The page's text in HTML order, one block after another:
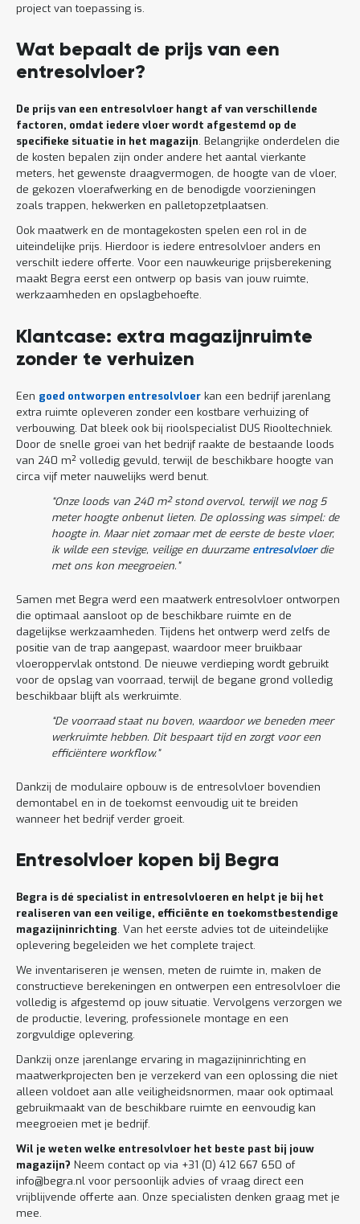
project van toepassing is.
Wat bepaalt de prijs van een
entresolvloer?
De prijs van een entresolvloer hangt af van verschillende
factoren, omdat iedere vloer wordt afgestemd op de
specifieke situatie in het magazijn. Belangrijke onderdelen die
de kosten bepalen zijn onder andere het aantal vierkante
meters, het gewenste draagvermogen, de hoogte van de vloer,
de gekozen vloerafwerking en de benodigde voorzieningen
zoals trappen, hekwerken en palletopzetplaatsen.
Ook maatwerk en de montagekosten spelen een rol in de
uiteindelijke prijs. Hierdoor is iedere entresolvloer anders en
verschilt iedere offerte. Voor een nauwkeurige prijsberekening
maakt Begra eerst een ontwerp op basis van jouw ruimte,
werkzaamheden en opslagbehoefte.
Klantcase: extra magazijnruimte
zonder te verhuizen
Een goed ontworpen entresolvloer kan een bedrijf jarenlang
extra ruimte opleveren zonder een kostbare verhuizing of
verbouwing. Dat bleek ook bij rioolspecialist DUS Riooltechniek.
Door de snelle groei van het bedrijf raakte de bestaande loods
van 240 m² volledig gevuld, terwijl de beschikbare hoogte van
circa vijf meter nauwelijks werd benut.
“Onze loods van 240 m² stond overvol, terwijl we nog 5
meter hoogte onbenut lieten. De oplossing was simpel: de
hoogte in. Maar niet zomaar met de eerste de beste vloer,
ik wilde een stevige, veilige en duurzame entresolvloerdie
met ons kon meegroeien.”
Samen met Begra werd een maatwerk entresolvloer ontworpen
die optimaal aansloot op de beschikbare ruimte en de
dagelijkse werkzaamheden. Tijdens het ontwerp werd zelfs de
positie van de trap aangepast, waardoor meer bruikbaar
vloeroppervlak ontstond. De nieuwe verdieping wordt gebruikt
voor de opslag van voorraad, terwijl de begane grond volledig
beschikbaar blijft als werkruimte.
“De voorraad staat nu boven, waardoor we beneden meer
werkruimte hebben. Dit bespaart tijd en zorgt voor een
efficiëntere workflow.”
Dankzij de modulaire opbouw is de entresolvloer bovendien
demontabel en in de toekomst eenvoudig uit te breiden
wanneer het bedrijf verder groeit.
Entresolvloer kopen bij Begra
Begra is dé specialist in entresolvloeren en helpt je bij het
realiseren van een veilige, efficiënte en toekomstbestendige
magazijninrichting. Van het eerste advies tot de uiteindelijke
oplevering begeleiden we het complete traject.
We inventariseren je wensen, meten de ruimte in, maken de
constructieve berekeningen en ontwerpen een entresolvloer die
volledig is afgestemd op jouw situatie. Vervolgens verzorgen we
de productie, levering, professionele montage en een
zorgvuldige oplevering.
Dankzij onze jarenlange ervaring in magazijninrichting en
maatwerkprojecten ben je verzekerd van een oplossing die niet
alleen voldoet aan alle veiligheidsnormen, maar ook optimaal
gebruikmaakt van de beschikbare ruimte en eenvoudig kan
meegroeien met je bedrijf.
Wil je weten welke entresolvloer het beste past bij jouw
magazijn? Neem contact op via +31 (0) 412 667 650 of
info@begra.nl voor persoonlijk advies of vraag direct een
vrijblijvende offerte aan. Onze specialisten denken graag met je
mee.